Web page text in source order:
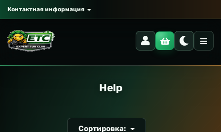
Контактная информация
Help
Сортировка: